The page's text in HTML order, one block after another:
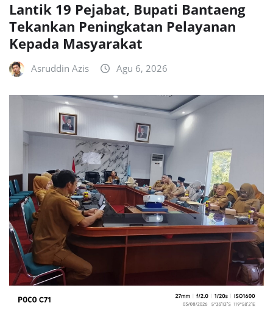
Lantik 19 Pejabat, Bupati Bantaeng
Tekankan Peningkatan Pelayanan
Kepada Masyarakat
Asruddin Azis Agu 6, 2026